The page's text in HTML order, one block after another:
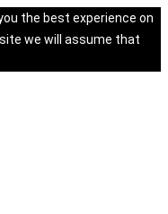
the best experience on
we will assume that